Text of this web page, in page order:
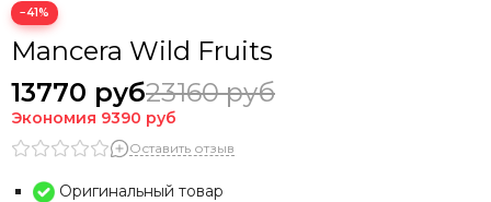
−41%
Mancera Wild Fruits
13770 руб23160 руб
Экономия 9390 руб
Оставить отзыв
Оригинальный товар